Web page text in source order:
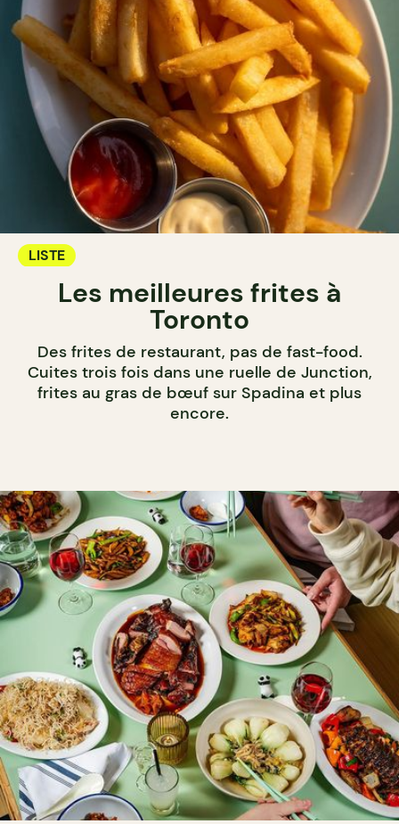
LISTE
Les meilleures frites à
Toronto
Des frites de restaurant, pas de fast-food.
Cuites trois fois dans une ruelle de Junction,
frites au gras de bœuf sur Spadina et plus
encore.